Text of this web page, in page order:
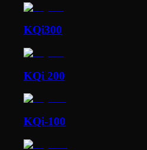
KQi300
KQi 200
KQi-100